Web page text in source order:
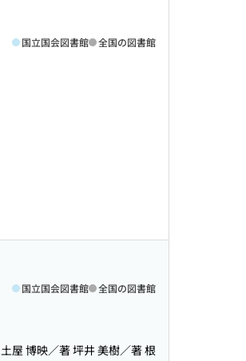
国立国会図書館 全国の図書館
国立国会図書館 全国の図書館
屋 博映／著 坪井 美樹／著 根